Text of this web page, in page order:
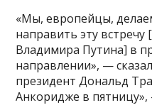
«Мы, европейцы,
направить эту
Владимира Путина] в
направлении», —
президент Дональд
Анкоридже в